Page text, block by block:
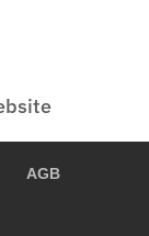
AGB